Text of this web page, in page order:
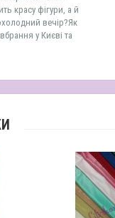
красу фігури, а й
вечір?Як
у Києві та